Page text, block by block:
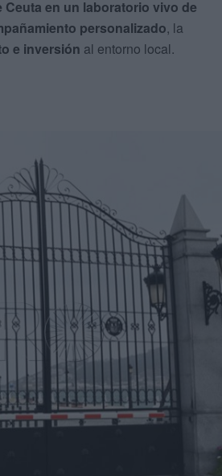
en un laboratorio vivo de
personalizado, la
e inversión al entorno local.